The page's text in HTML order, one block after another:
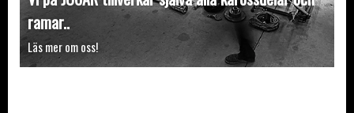
ramar..
Läs mer om oss!